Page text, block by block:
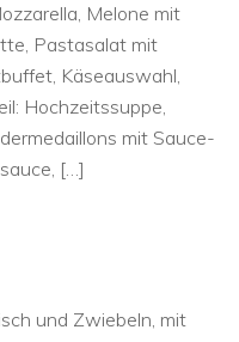
Melone mit
Pastasalat mit
Käseauswahl,
Hochzeitssuppe,
mit Sauce-
[…]
und Zwiebeln, mit